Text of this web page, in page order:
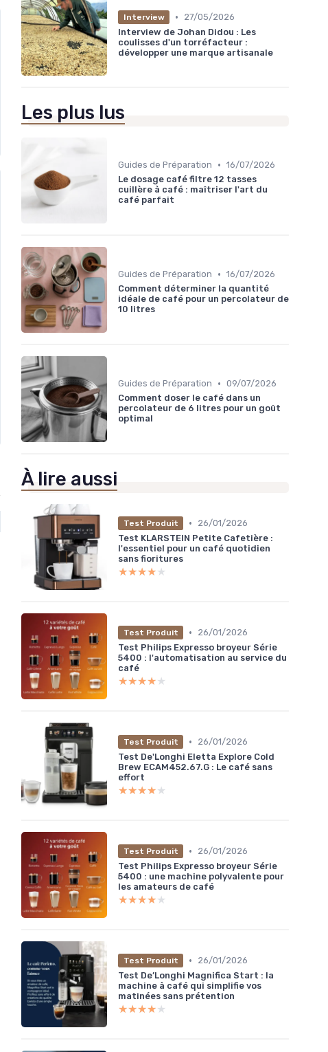
Interview •
27/05/2026
Interview de Johan Didou : Les
coulisses d'un torréfacteur :
développer une marque artisanale
Les plus lus
Guides de Préparation • 16/07/2026
Le dosage café filtre 12 tasses
cuillère à café : maîtriser l'art du
café parfait
Guides de Préparation • 16/07/2026
Comment déterminer la quantité
idéale de café pour un percolateur de
10 litres
Guides de Préparation • 09/07/2026
Comment doser le café dans un
percolateur de 6 litres pour un goût
optimal
À lire aussi
Test Produit •
26/01/2026
Test KLARSTEIN Petite Cafetière :
l'essentiel pour un café quotidien
sans fioritures
★★★★★
★★★★★
Test Produit •
26/01/2026
Test Philips Expresso broyeur Série
5400 : l'automatisation au service du
café
★★★★★
★★★★★
Test Produit •
26/01/2026
Test De'Longhi Eletta Explore Cold
Brew ECAM452.67.G : Le café sans
effort
★★★★★
★★★★★
Test Produit •
26/01/2026
Test Philips Expresso broyeur Série
5400 : une machine polyvalente pour
les amateurs de café
★★★★★
★★★★★
Test Produit •
26/01/2026
Test De’Longhi Magnifica Start : la
machine à café qui simplifie vos
matinées sans prétention
★★★★★
★★★★★